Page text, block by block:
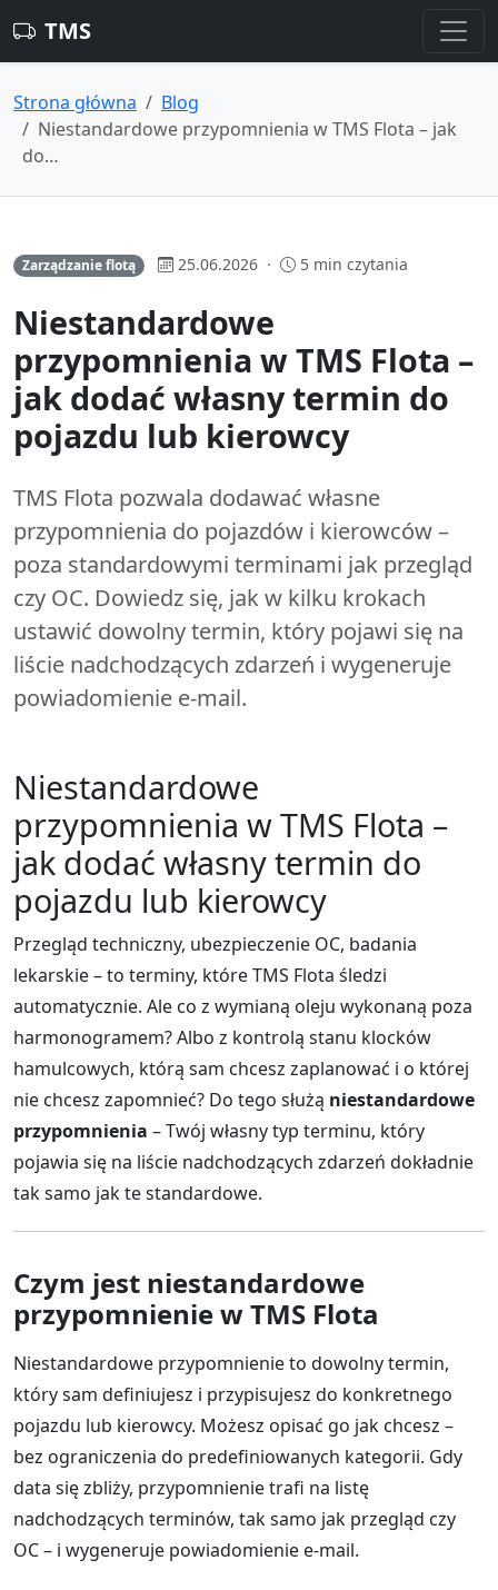
TMS
Strona główna
Blog
Niestandardowe przypomnienia w TMS Flota – jak
do…
Zarządzanie flotą 25.06.2026 · 5 min czytania
Niestandardowe
przypomnienia w TMS Flota –
jak dodać własny termin do
pojazdu lub kierowcy
TMS Flota pozwala dodawać własne
przypomnienia do pojazdów i kierowców –
poza standardowymi terminami jak przegląd
czy OC. Dowiedz się, jak w kilku krokach
ustawić dowolny termin, który pojawi się na
liście nadchodzących zdarzeń i wygeneruje
powiadomienie e-mail.
Niestandardowe
przypomnienia w TMS Flota –
jak dodać własny termin do
pojazdu lub kierowcy
Przegląd techniczny, ubezpieczenie OC, badania
lekarskie – to terminy, które TMS Flota śledzi
automatycznie. Ale co z wymianą oleju wykonaną poza
harmonogramem? Albo z kontrolą stanu klocków
hamulcowych, którą sam chcesz zaplanować i o której
nie chcesz zapomnieć? Do tego służą niestandardowe
przypomnienia – Twój własny typ terminu, który
pojawia się na liście nadchodzących zdarzeń dokładnie
tak samo jak te standardowe.
Czym jest niestandardowe
przypomnienie w TMS Flota
Niestandardowe przypomnienie to dowolny termin,
który sam definiujesz i przypisujesz do konkretnego
pojazdu lub kierowcy. Możesz opisać go jak chcesz –
bez ograniczenia do predefiniowanych kategorii. Gdy
data się zbliży, przypomnienie trafi na listę
nadchodzących terminów, tak samo jak przegląd czy
OC – i wygeneruje powiadomienie e-mail.